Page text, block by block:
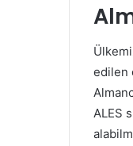
edilen
ALES